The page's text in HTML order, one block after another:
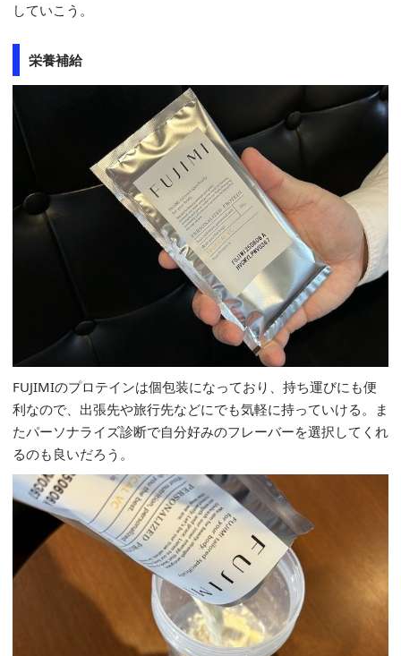
していこう。
栄養補給
FUJIMIのプロテインは個包装になっており、持ち運びにも便
利なので、出張先や旅行先などにでも気軽に持っていける。ま
たパーソナライズ診断で自分好みのフレーバーを選択してくれ
るのも良いだろう。